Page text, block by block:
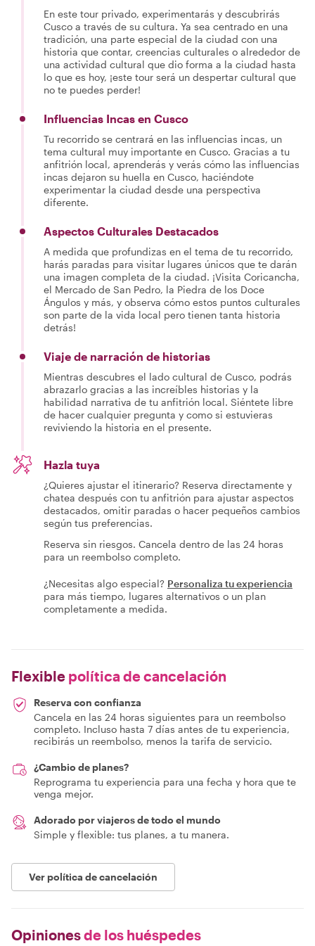
En este tour privado, experimentarás y descubrirás
Cusco a través de su cultura. Ya sea centrado en una
tradición, una parte especial de la ciudad con una
historia que contar, creencias culturales o alrededor de
una actividad cultural que dio forma a la ciudad hasta
lo que es hoy, ¡este tour será un despertar cultural que
no te puedes perder!
Influencias Incas en Cusco
Tu recorrido se centrará en las influencias incas, un
tema cultural muy importante en Cusco. Gracias a tu
anfitrión local, aprenderás y verás cómo las influencias
incas dejaron su huella en Cusco, haciéndote
experimentar la ciudad desde una perspectiva
diferente.
Aspectos Culturales Destacados
A medida que profundizas en el tema de tu recorrido,
harás paradas para visitar lugares únicos que te darán
una imagen completa de la ciudad. ¡Visita Coricancha,
el Mercado de San Pedro, la Piedra de los Doce
Ángulos y más, y observa cómo estos puntos culturales
son parte de la vida local pero tienen tanta historia
detrás!
Viaje de narración de historias
Mientras descubres el lado cultural de Cusco, podrás
abrazarlo gracias a las increíbles historias y la
habilidad narrativa de tu anfitrión local. Siéntete libre
de hacer cualquier pregunta y como si estuvieras
reviviendo la historia en el presente.
Hazla tuya
¿Quieres ajustar el itinerario? Reserva directamente y
chatea después con tu anfitrión para ajustar aspectos
destacados, omitir paradas o hacer pequeños cambios
según tus preferencias.
Reserva sin riesgos. Cancela dentro de las 24 horas
para un reembolso completo.
¿Necesitas algo especial? Personaliza tu experiencia
para más tiempo, lugares alternativos o un plan
completamente a medida.
Flexible política de cancelación
Reserva con confianza
Cancela en las 24 horas siguientes para un reembolso
completo. Incluso hasta 7 días antes de tu experiencia,
recibirás un reembolso, menos la tarifa de servicio.
¿Cambio de planes?
Reprograma tu experiencia para una fecha y hora que te
venga mejor.
Adorado por viajeros de todo el mundo
Simple y flexible: tus planes, a tu manera.
Ver política de cancelación
Opinionesde los huéspedes